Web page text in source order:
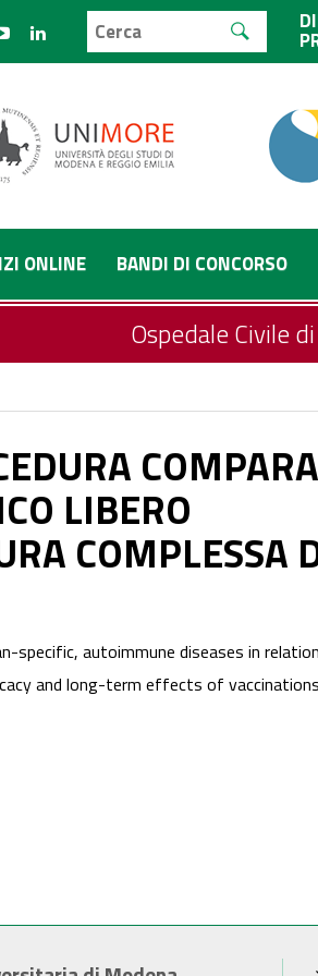
ONLINE BANDI DI CONCORSO
Ospedale Civile di
LIBERO
COMPLESSA
autoimmune diseases in
and long-term effects of